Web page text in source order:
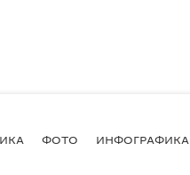
ФОТО ИНФОГРАФИКА